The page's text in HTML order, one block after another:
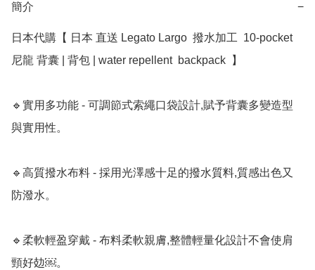
簡介 −
日本代購【 日本 直送 Legato Largo  撥水加工  10-pocket
尼龍 背囊 | 背包 | water repellent  backpack  】 ﻿
🔹實用多功能 - 可調節式索繩口袋設計,賦予背囊多變造型
與實用性。
🔹高質撥水布料 - 採用光澤感十足的撥水質料,質感出色又
防潑水。
🔹柔軟輕盈穿戴 - 布料柔軟親膚,整體輕量化設計不會使肩
頸好攰￼。